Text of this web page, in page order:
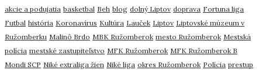
akcie a podujatia basketbal Beh blog dolný Liptov doprava Fortuna liga
Futbal história Koronavírus Kultúra Lauček Liptov Liptovské múzeum v
Ružomberku Malinô Brdo MBK Ružomberok mesto Ružomberok Mestská
polícia mestské zastupiteľstvo MFK Ružomberok MFK Ružomberok B
Mondi SCP Niké extraliga žien Niké liga okres Ružomberok Polícia prestup